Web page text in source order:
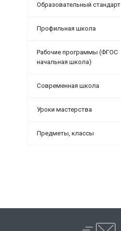
Образовательный стандарт
Профильная школа
Рабочие программы (ФГОС
начальная школа)
Современная школа
Уроки мастерства
Предметы, классы